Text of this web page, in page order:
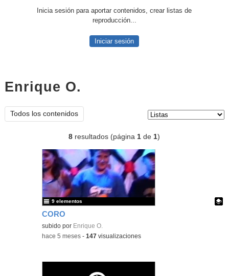
Inicia sesión para aportar contenidos, crear listas de
reproducción...
Iniciar sesión
Enrique O.
Todos los contenidos
8 resultados (página1 de1)
CORO
Contenido educativo.
subido por Enrique O.
9 elementos
-hace 5 meses -147 visualizaciones